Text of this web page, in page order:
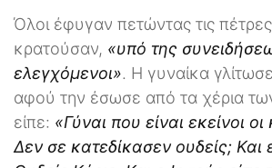
Όλοι έφυγαν πετώντας τις
κρατούσαν, «υπό της
ελεγχόμενοι». Η γυναίκα
αφού την έσωσε από τα χέρια
είπε: «Γύναι που είναι εκείνοι
Δεν σε κατεδίκασεν ουδείς; Και